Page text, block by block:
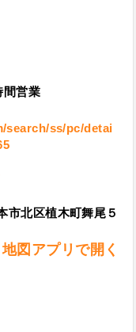
間営業
search/ss/pc/detai
市北区植木町舞尾５
地図アプリで開く